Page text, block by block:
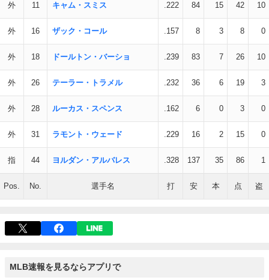
外 11 キャム・スミス .222 84 15 42 10
外 16 ザック・コール .157 8 3 8 0
外 18 ドールトン・バーショ .239 83 7 26 10
外 26 テーラー・トラメル .232 36 6 19 3
外 28 ルーカス・スペンス .162 6 0 3 0
外 31 ラモント・ウェード .229 16 2 15 0
指 44 ヨルダン・アルバレス .328 137 35 86 1
Pos. No. 選手名 打 安 本 点 盗
MLB速報を見るならアプリで